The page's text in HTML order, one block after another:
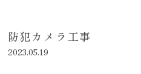
防犯カメラ工事
2023.05.19